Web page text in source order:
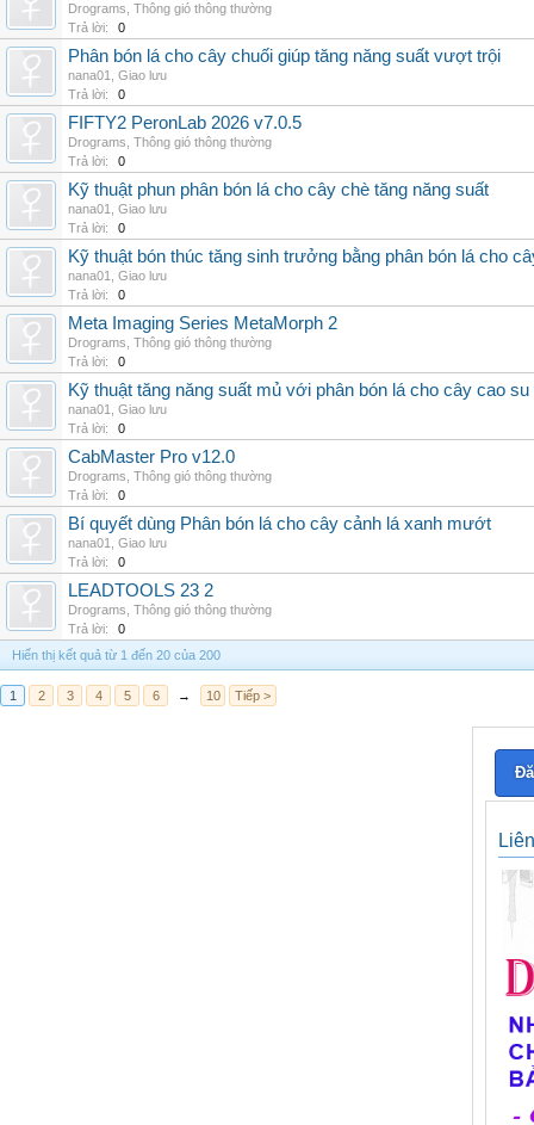
Drograms Thông gió thông thường
Trả lời:
0
Phân bón lá cho cây chuối giúp tăng năng suất vượt trội
nana01
Giao lưu
Trả lời:
0
FIFTY2 PeronLab 2026 v7.0.5
Drograms Thông gió thông thường
Trả lời:
0
Kỹ thuật phun phân bón lá cho cây chè tăng năng suất
nana01
Giao lưu
Trả lời:
0
Kỹ thuật bón thúc tăng sinh trưởng bằng phân bón lá cho
nana01
Giao lưu
Trả lời:
0
Meta Imaging Series MetaMorph 2
Drograms Thông gió thông thường
Trả lời:
0
Kỹ thuật tăng năng suất mủ với phân bón lá cho cây cao su
nana01
Giao lưu
Trả lời:
0
CabMaster Pro v12.0
Drograms Thông gió thông thường
Trả lời:
0
Bí quyết dùng Phân bón lá cho cây cảnh lá xanh mướt
nana01
Giao lưu
Trả lời:
0
LEADTOOLS 23 2
Drograms Thông gió thông thường
Trả lời:
0
Hiển thị kết quả từ 1 đến 20 của 200
1 2 3 4 5 6 → 10 Tiếp >